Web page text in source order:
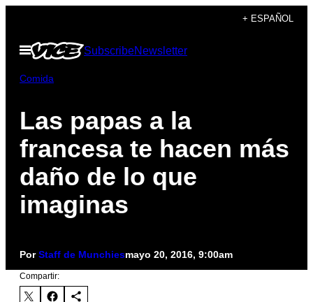
contenido
+ ESPAÑOL
Abrir
Menú
SubscribeNewsletter
Comida
Las papas a la
francesa te hacen más
daño de lo que
imaginas
PorStaff de Munchiesmayo 20, 2016, 9:00am
Compartir: